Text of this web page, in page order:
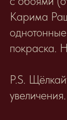
Карима
покраска.
P.S.
увеличения.